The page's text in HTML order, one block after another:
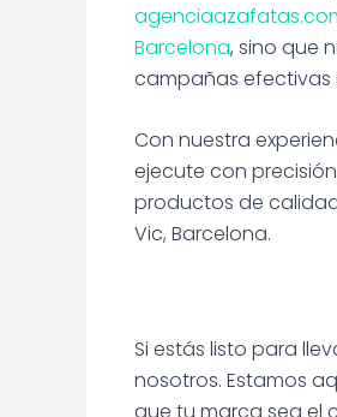
Barcelona, sino que
campañas efectivas
Con nuestra
ejecute con
productos de
Vic, Barcelona.
Si estás listo para
nosotros. Estamos